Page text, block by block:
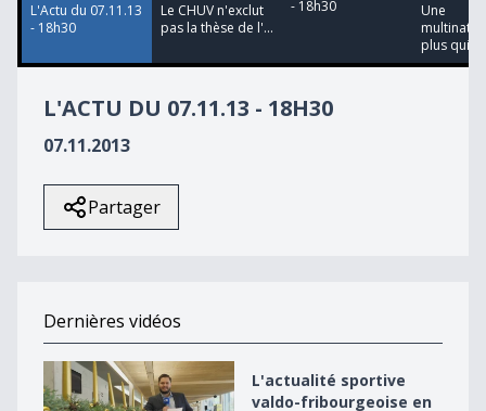
L'Actu du 07.11.13
- 18h30
Le CHUV n'exclut
pas la thèse de l'...
- 18h30
Une
plus qui
L'ACTU DU 07.11.13 - 18H30
07.11.2013
Partager
Dernières vidéos
L&#039;actualité sportive valdo-fribourgeoise en 2018
L'actualité sportive
valdo-fribourgeoise en